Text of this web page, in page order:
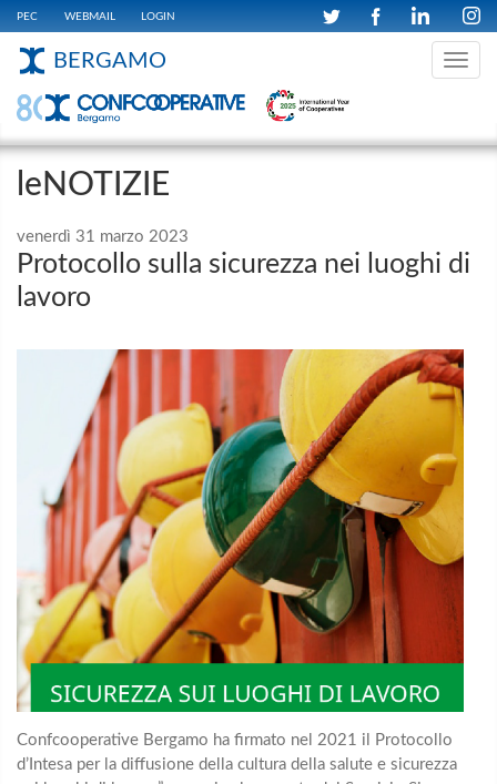
PEC WEBMAIL LOGIN
Toggle
BERGAMO
leNOTIZIE
venerdì 31 marzo 2023
Protocollo sulla sicurezza nei luoghi di
lavoro
Confcooperative Bergamo ha firmato nel 2021 il Protocollo
d’Intesa per la diffusione della cultura della salute e sicurezza